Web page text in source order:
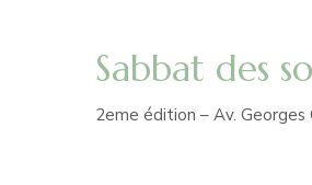
Sabbat des
2eme édition – Av.